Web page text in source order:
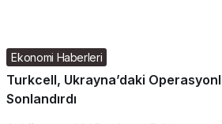
Ekonomi Haberleri
Turkcell, Ukrayna’daki
Sonlandırdı